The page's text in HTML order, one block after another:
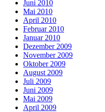
Juni 2010
Mai 2010
April 2010
Februar 2010
Januar 2010
Dezember 2009
November 2009
Oktober 2009
August 2009
Juli 2009
Juni 2009
Mai 2009
April 2009